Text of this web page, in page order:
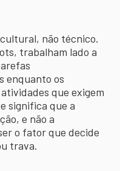
não técnico.
trabalham lado a
enquanto os
que exigem
significa que a
e não a
o fator que decide
trava.